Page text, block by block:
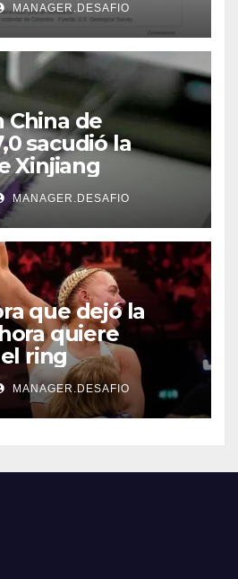
MANAGER.DESAFIO
China de
sacudió la
Xinjiang
MANAGER.DESAFIO
que dejó la
quiere
ring​
MANAGER.DESAFIO